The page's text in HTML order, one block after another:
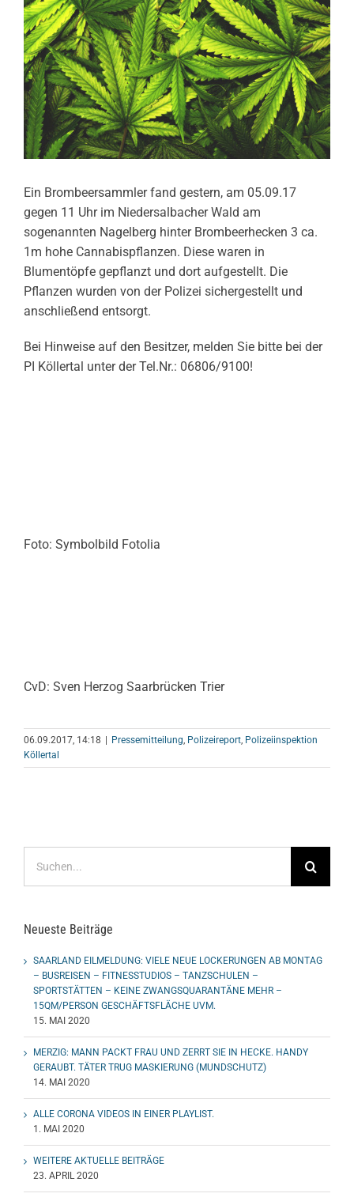
Ein Brombeersammler fand gestern, am 05.09.17
gegen 11 Uhr im Niedersalbacher Wald am
sogenannten Nagelberg hinter Brombeerhecken 3 ca.
1m hohe Cannabispflanzen. Diese waren in
Blumentöpfe gepflanzt und dort aufgestellt. Die
Pflanzen wurden von der Polizei sichergestellt und
anschließend entsorgt.
Bei Hinweise auf den Besitzer, melden Sie bitte bei der
PI Köllertal unter der Tel.Nr.: 06806/9100!
Foto: Symbolbild Fotolia
CvD: Sven Herzog Saarbrücken Trier
06.09.2017, 14:18 Pressemitteilung, Polizeireport, Polizeiinspektion
Köllertal
nach:
Neueste Beiträge
SAARLAND EILMELDUNG: VIELE NEUE LOCKERUNGEN AB MONTAG
– BUSREISEN – FITNESSTUDIOS – TANZSCHULEN –
SPORTSTÄTTEN – KEINE ZWANGSQUARANTÄNE MEHR –
15QM/PERSON GESCHÄFTSFLÄCHE UVM.
15. MAI 2020
MERZIG: MANN PACKT FRAU UND ZERRT SIE IN HECKE. HANDY
GERAUBT. TÄTER TRUG MASKIERUNG (MUNDSCHUTZ)
14. MAI 2020
ALLE CORONA VIDEOS IN EINER PLAYLIST.
1. MAI 2020
WEITERE AKTUELLE BEITRÄGE
23. APRIL 2020